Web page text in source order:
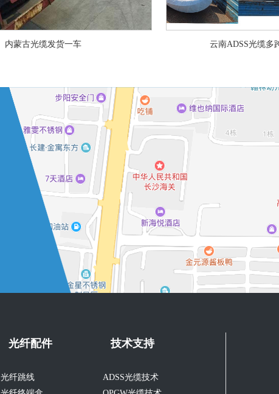
内蒙古光缆发货一车 云南ADSS光缆多
光纤配件
光纤跳线
技术支持
ADSS光缆技术